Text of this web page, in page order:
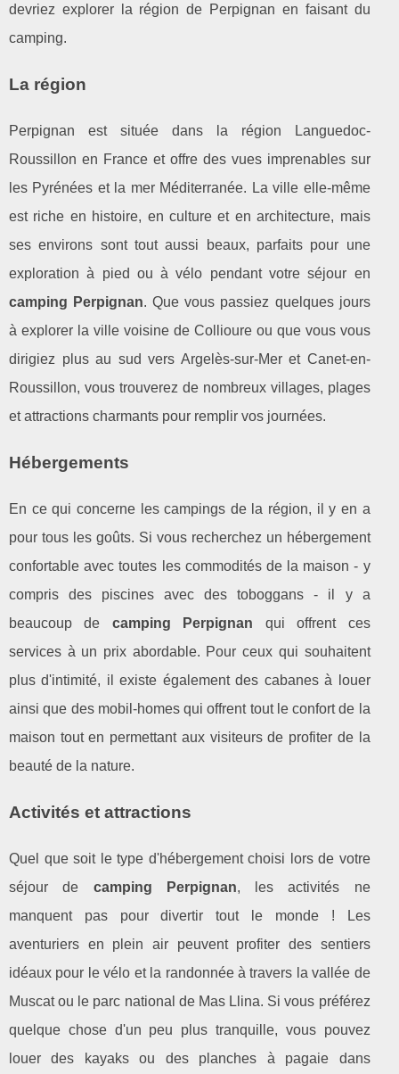
devriez explorer la région de Perpignan en faisant du
camping.
La région
Perpignan est située dans la région Languedoc-
Roussillon en France et offre des vues imprenables sur
les Pyrénées et la mer Méditerranée. La ville elle-même
est riche en histoire, en culture et en architecture, mais
ses environs sont tout aussi beaux, parfaits pour une
exploration à pied ou à vélo pendant votre séjour en
camping Perpignan. Que vous passiez quelques jours
à explorer la ville voisine de Collioure ou que vous vous
dirigiez plus au sud vers Argelès-sur-Mer et Canet-en-
Roussillon, vous trouverez de nombreux villages, plages
et attractions charmants pour remplir vos journées.
Hébergements
En ce qui concerne les campings de la région, il y en a
pour tous les goûts. Si vous recherchez un hébergement
confortable avec toutes les commodités de la maison - y
compris des piscines avec des toboggans - il y a
beaucoup de camping Perpignan qui offrent ces
services à un prix abordable. Pour ceux qui souhaitent
plus d'intimité, il existe également des cabanes à louer
ainsi que des mobil-homes qui offrent tout le confort de la
maison tout en permettant aux visiteurs de profiter de la
beauté de la nature.
Activités et attractions
Quel que soit le type d'hébergement choisi lors de votre
séjour de camping Perpignan, les activités ne
manquent pas pour divertir tout le monde ! Les
aventuriers en plein air peuvent profiter des sentiers
idéaux pour le vélo et la randonnée à travers la vallée de
Muscat ou le parc national de Mas Llina. Si vous préférez
quelque chose d'un peu plus tranquille, vous pouvez
louer des kayaks ou des planches à pagaie dans